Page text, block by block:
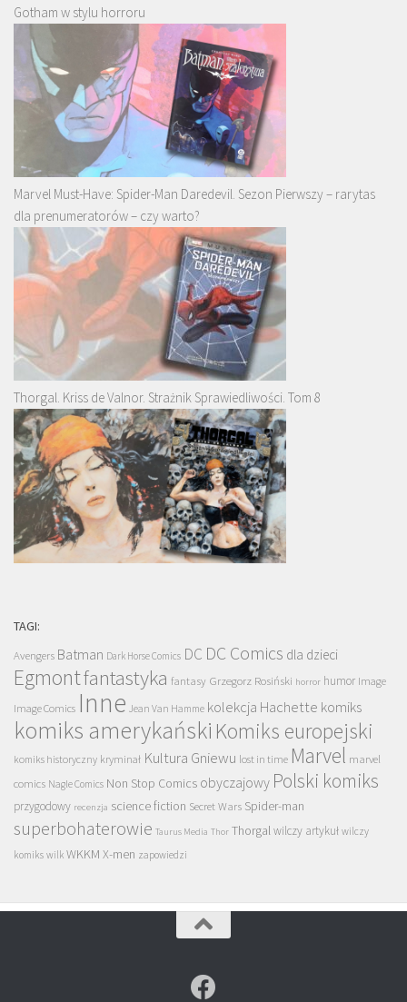
Gotham w stylu horroru
Marvel Must-Have: Spider-Man Daredevil. Sezon Pierwszy – rarytas
dla prenumeratorów – czy warto?
Thorgal. Kriss de Valnor. Strażnik Sprawiedliwości. Tom 8
TAGI:
Avengers Batman Dark Horse Comics DC DC Comics dla dzieci
Egmontfantastyka fantasy Grzegorz Rosiński horror humor Image
Image Comics Inne Jean Van Hamme kolekcja Hachette komiks
komiks amerykański Komiks europejski
komiks historyczny kryminał Kultura Gniewu lost in time Marvel marvel
comics Nagle Comics Non Stop Comics obyczajowy Polski komiks
przygodowy recenzja science fiction Secret Wars Spider-man
superbohaterowie Taurus Media Thor Thorgal wilczy artykuł wilczy
komiks wilk WKKM X-men zapowiedzi